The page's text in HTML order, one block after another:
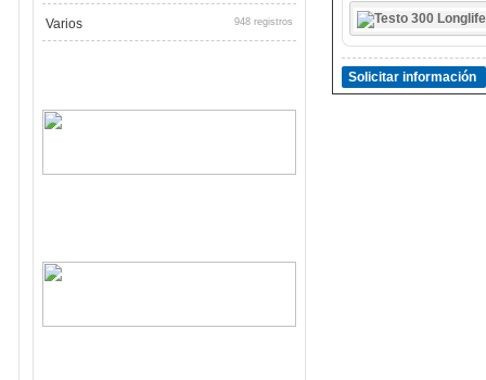
Varios 948 registros
Solicitar información